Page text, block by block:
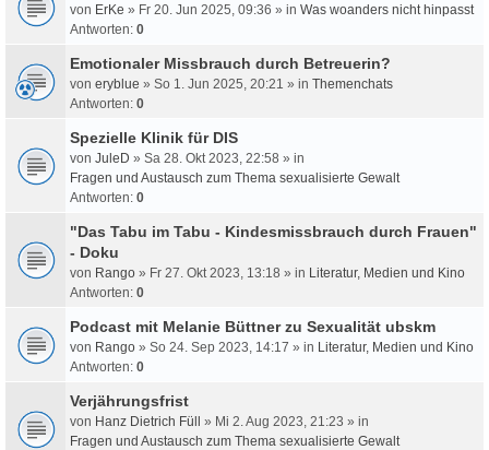
von ErKe » Fr 20. Jun 2025, 09:36 » in Was woanders nicht hinpasst
Antworten: 0
Emotionaler Missbrauch durch Betreuerin?
von eryblue » So 1. Jun 2025, 20:21 » in Themenchats
Antworten: 0
Spezielle Klinik für DIS
von JuleD » Sa 28. Okt 2023, 22:58 » in
Fragen und Austausch zum Thema sexualisierte Gewalt
Antworten: 0
"Das Tabu im Tabu - Kindesmissbrauch durch Frauen"
- Doku
von Rango » Fr 27. Okt 2023, 13:18 » in Literatur, Medien und Kino
Antworten: 0
Podcast mit Melanie Büttner zu Sexualität ubskm
von Rango » So 24. Sep 2023, 14:17 » in Literatur, Medien und Kino
Antworten: 0
Verjährungsfrist
von Hanz Dietrich Füll » Mi 2. Aug 2023, 21:23 » in
Fragen und Austausch zum Thema sexualisierte Gewalt